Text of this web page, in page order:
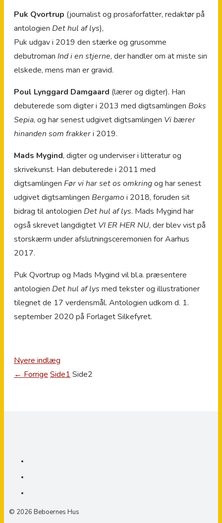
Puk Qvortrup (journalist og prosaforfatter, redaktør på
antologien Det hul af lys),
Puk udgav i 2019 den stærke og grusomme
debutroman Ind i en stjerne, der handler om at miste sin
elskede, mens man er gravid.
Poul Lynggard Damgaard (lærer og digter). Han
debuterede som digter i 2013 med digtsamlingen Boks
Sepia, og har senest udgivet digtsamlingen Vi bærer
hinanden som frakkeri 2019.
Mads Mygind, digter og underviser i litteratur og
skrivekunst. Han debuterede i 2011 med
digtsamlingen Før vi har set os omkringog har senest
udgivet digtsamlingen Bergamoi 2018, foruden sit
bidrag til antologien Det hul af lys. Mads Mygind har
også skrevet langdigtet VI ER HER NU, der blev vist på
storskærm under afslutningsceremonien for Aarhus
2017.
Puk Qvortrup og Mads Mygind vil bl.a. præsentere
antologien Det hul af lys med tekster og illustrationer
tilegnet de 17 verdensmål. Antologien udkom d. 1.
september 2020 på Forlaget Silkefyret.
Nyere indlæg
← Forrige Side1 Side2
© 2026 Beboernes Hus